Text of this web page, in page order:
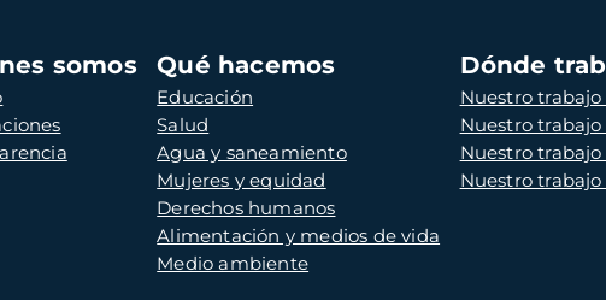
somos Qué hacemos
Educación
Salud
Agua y saneamiento
Mujeres y equidad
Derechos humanos
Alimentación y medios de vida
Medio ambiente
Dónde
Nuestro
Nuestro
Nuestro trabajo
Nuestro trabajo